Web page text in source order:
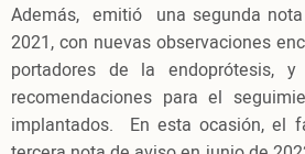
Además, emitió una segunda
2021, con nuevas observaciones
portadores de la endoprótesis,
recomendaciones para el
implantados. En esta ocasión, el